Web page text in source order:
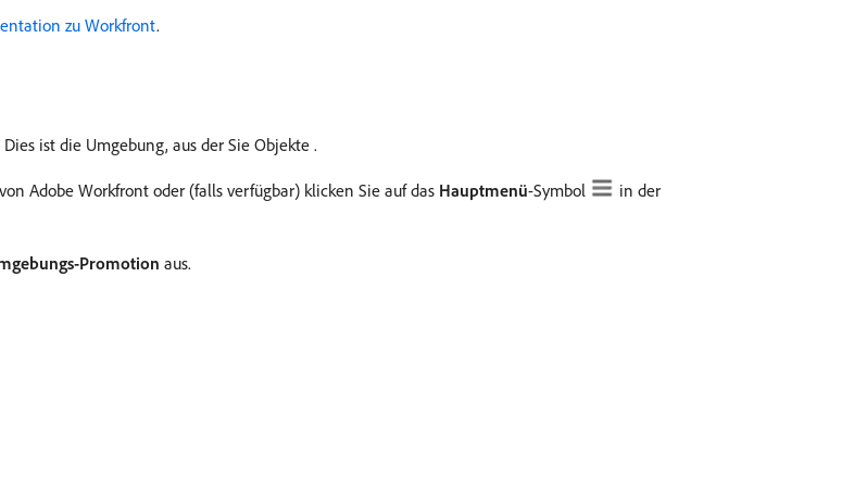
zu Workfront.
ist die Umgebung, aus der Sie Objekte.
Adobe Workfront oder (falls verfügbar) klicken Sie auf das Hauptmenü-Symbol
in der
Promotion aus.